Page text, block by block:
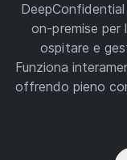
on-premise per
ospitare e
Funziona
offrendo pieno